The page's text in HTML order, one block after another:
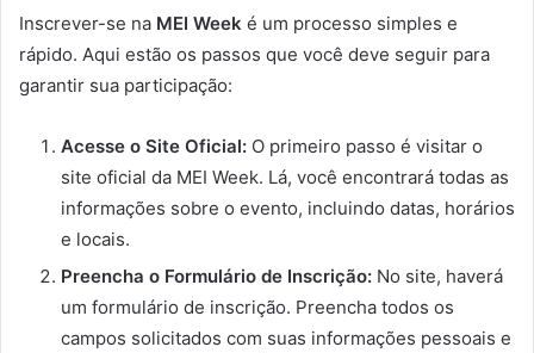
Inscrever-se na MEI Week é um processo simples e
rápido. Aqui estão os passos que você deve seguir para
garantir sua participação:
Acesse o Site Oficial: O primeiro passo é visitar o
site oficial da MEI Week. Lá, você encontrará todas as
informações sobre o evento, incluindo datas, horários
e locais.
Preencha o Formulário de Inscrição: No site, haverá
um formulário de inscrição. Preencha todos os
campos solicitados com suas informações pessoais e